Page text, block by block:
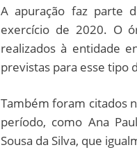
A apuração faz parte
exercício de 2020. O
realizados à entidade
previstas para esse tipo
Também foram citados
período, como Ana
Sousa da Silva, que